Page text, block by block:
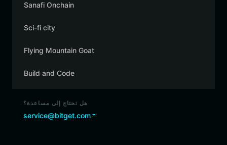
Sanafi Onchain
Sci-fi city
Flying Mountain Goat
Build and Code
هل تحتاج إلى مساعدة؟
service@bitget.com